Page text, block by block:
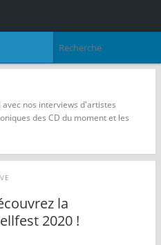
nos interviews d'artistes
des CD du moment et les
la
2020 !